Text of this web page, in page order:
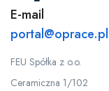
E-mail
portal@oprace.pl
FEU Spółka z o.o.
Ceramiczna 1/102